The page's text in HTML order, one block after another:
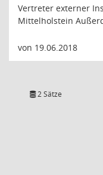
Vertreter externer
Mittelholstein
von 19.06.2018
2 Sätze